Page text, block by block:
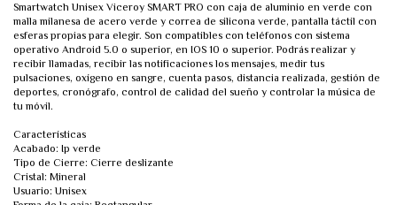
Smartwatch Unisex Viceroy SMART PRO con caja de aluminio en verde con
malla milanesa de acero verde y correa de silicona verde, pantalla táctil con
esferas propias para elegir. Son compatibles con teléfonos con sistema
operativo Android 5.0 o superior, en IOS 10 o superior. Podrás realizar y
recibir llamadas, recibir las notificaciones los mensajes, medir tus
pulsaciones, oxígeno en sangre, cuenta pasos, distancia realizada, gestión de
deportes, cronógrafo, control de calidad del sueño y controlar la música de
tu móvil.
Características
Acabado: Ip verde
Tipo de Cierre: Cierre deslizante
Cristal: Mineral
Usuario: Unisex